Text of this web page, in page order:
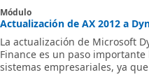
Módulo
Actualización de AX 2012 a
La actualización de Microsoft
Finance es un paso
sistemas empresariales, ya